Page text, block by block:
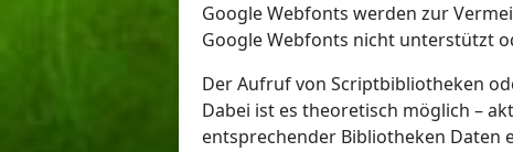
Google Webfonts werden zur
Google Webfonts nicht unterstützt
Der Aufruf von Scriptbibliotheken
Dabei ist es theoretisch möglich –
entsprechender Bibliotheken Daten